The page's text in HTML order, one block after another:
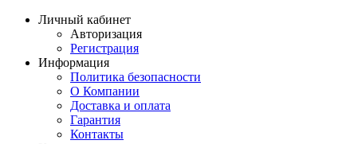
Личный кабинет
Авторизация
Регистрация
Информация
Политика безопасности
О Компании
Доставка и оплата
Гарантия
Контакты